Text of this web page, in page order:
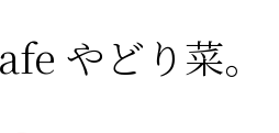
やどり菜。